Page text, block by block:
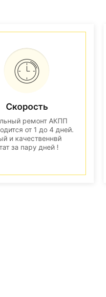
Скорость
ремонт АКПП
от 1 до 4 дней.
и качественнвй
за пару дней !